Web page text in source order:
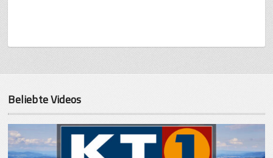
Beliebte Videos